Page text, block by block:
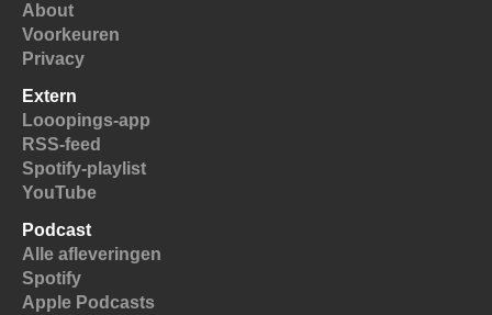
About
Voorkeuren
Privacy
Extern
Looopings-app
RSS-feed
Spotify-playlist
YouTube
Podcast
Alle afleveringen
Spotify
Apple Podcasts